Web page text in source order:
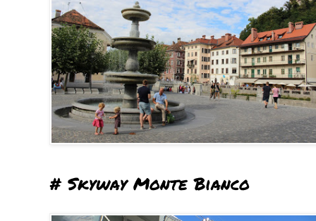
# Skyway Monte Bianco